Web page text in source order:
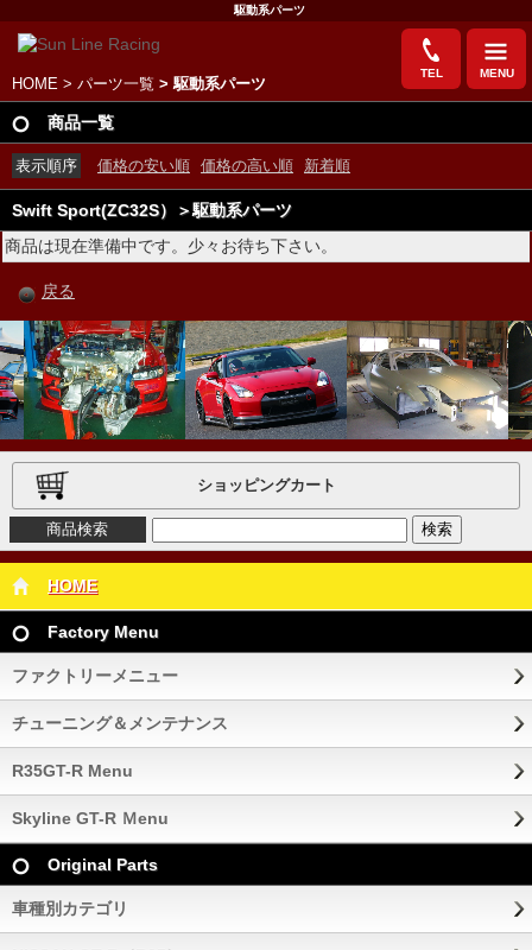
駆動系パーツ
TEL MENU
HOME > パーツ一覧 > 駆動系パーツ
商品一覧
表示順序 価格の安い順 価格の高い順 新着順
Swift Sport(ZC32S）＞駆動系パーツ
商品は現在準備中です。少々お待ち下さい。
戻る
ショッピングカート
商品検索
HOME
Factory Menu
ファクトリーメニュー
チューニング＆メンテナンス
R35GT-R Menu
Skyline GT-R Ｍenu
Original Parts
車種別カテゴリ